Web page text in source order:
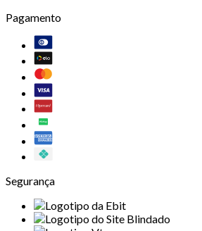
Pagamento
Segurança